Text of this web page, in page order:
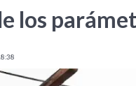
los